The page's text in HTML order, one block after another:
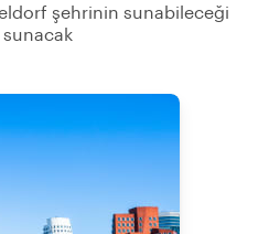
şehrinin sunabileceği